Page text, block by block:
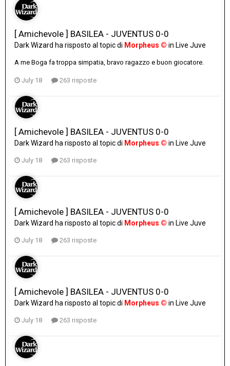
[ Amichevole ] BASILEA - JUVENTUS 0-0
Dark Wizard ha risposto al topic di Morpheus © in Live Juve
A me Boga fa troppa simpatia, bravo ragazzo e buon giocatore.
July 18 263 risposte
[ Amichevole ] BASILEA - JUVENTUS 0-0
Dark Wizard ha risposto al topic di Morpheus © in Live Juve
July 18 263 risposte
[ Amichevole ] BASILEA - JUVENTUS 0-0
Dark Wizard ha risposto al topic di Morpheus © in Live Juve
July 18 263 risposte
[ Amichevole ] BASILEA - JUVENTUS 0-0
Dark Wizard ha risposto al topic di Morpheus © in Live Juve
July 18 263 risposte